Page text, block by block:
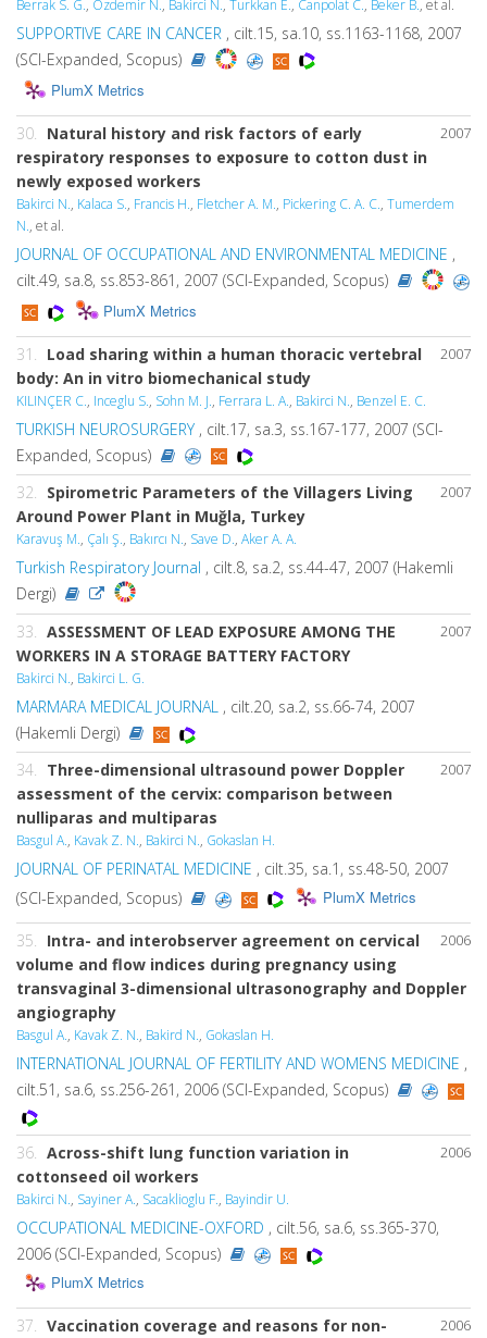
Berrak S. G., Ozdemir N., Bakirci N., Turkkan E., Canpolat C., Beker B., et al.
SUPPORTIVE CARE IN CANCER , cilt.15, sa.10, ss.1163-1168, 2007
(SCI-Expanded, Scopus)
PlumX Metrics
2007
30.
Natural history and risk factors of early
respiratory responses to exposure to cotton dust in
newly exposed workers
Bakirci N., Kalaca S., Francis H., Fletcher A. M., Pickering C. A. C., Tumerdem
N., et al.
JOURNAL OF OCCUPATIONAL AND ENVIRONMENTAL MEDICINE ,
cilt.49, sa.8, ss.853-861, 2007 (SCI-Expanded, Scopus)
PlumX Metrics
2007
31.
Load sharing within a human thoracic vertebral
body: An in vitro biomechanical study
KILINÇER C., Inceglu S., Sohn M. J., Ferrara L. A., Bakirci N., Benzel E. C.
TURKISH NEUROSURGERY , cilt.17, sa.3, ss.167-177, 2007 (SCI-
Expanded, Scopus)
2007
32.
Spirometric Parameters of the Villagers Living
Around Power Plant in Muğla, Turkey
Karavuş M., Çalı Ş., Bakırcı N., Save D., Aker A. A.
Turkish Respiratory Journal , cilt.8, sa.2, ss.44-47, 2007 (Hakemli
Dergi)
2007
33. ASSESSMENT OF LEAD EXPOSURE AMONG THE
WORKERS IN A STORAGE BATTERY FACTORY
Bakirci N., Bakirci L. G.
MARMARA MEDICAL JOURNAL , cilt.20, sa.2, ss.66-74, 2007
(Hakemli Dergi)
2007
34. Three-dimensional ultrasound power Doppler
assessment of the cervix: comparison between
nulliparas and multiparas
Basgul A., Kavak Z. N., Bakirci N., Gokaslan H.
JOURNAL OF PERINATAL MEDICINE , cilt.35, sa.1, ss.48-50, 2007
(SCI-Expanded, Scopus)
PlumX Metrics
2006
35. Intra- and interobserver agreement on cervical
volume and flow indices during pregnancy using
transvaginal 3-dimensional ultrasonography and Doppler
angiography
Basgul A., Kavak Z. N., Bakird N., Gokaslan H.
INTERNATIONAL JOURNAL OF FERTILITY AND WOMENS MEDICINE ,
cilt.51, sa.6, ss.256-261, 2006 (SCI-Expanded, Scopus)
2006
36. Across-shift lung function variation in
cottonseed oil workers
Bakirci N., Sayiner A., Sacaklioglu F., Bayindir U.
OCCUPATIONAL MEDICINE-OXFORD , cilt.56, sa.6, ss.365-370,
2006 (SCI-Expanded, Scopus)
PlumX Metrics
2006
37. Vaccination coverage and reasons for non-